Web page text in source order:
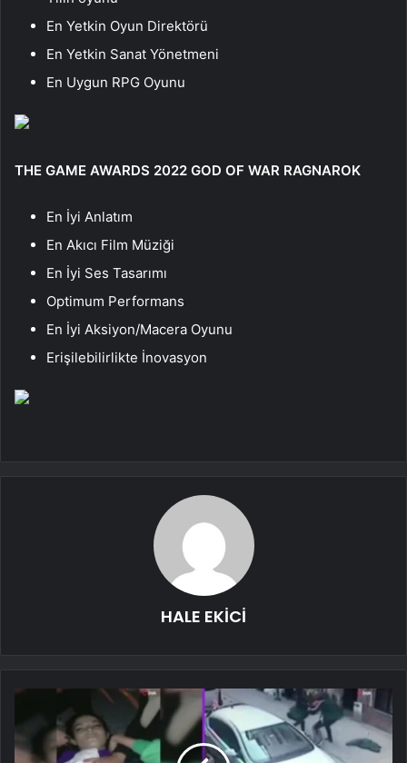
En Yetkin Oyun Direktörü
En Yetkin Sanat Yönetmeni
En Uygun RPG Oyunu
THE GAME AWARDS 2022 GOD OF WAR RAGNAROK
En İyi Anlatım
En Akıcı Film Müziği
En İyi Ses Tasarımı
Optimum Performans
En İyi Aksiyon/Macera Oyunu
Erişilebilirlikte İnovasyon
HALE EKİCİ